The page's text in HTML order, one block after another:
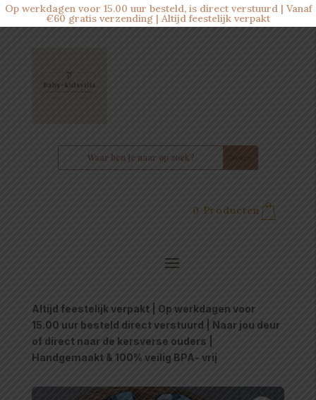
Op werkdagen voor 15.00 uur besteld, is direct verstuurd | Vanaf
€60 gratis verzending | Altijd feestelijk verpakt
0 Producten
Altijd feestelijk verpakt | Op werkdagen voor
15.00 uur besteld direct verstuurd | Naar jou deur
of direct naar de kersverse ouders |
Handgemaakt & 100% veilig BPA- vrij